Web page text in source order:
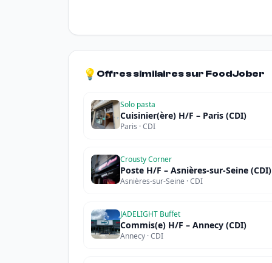
💡 Offres similaires sur FoodJober
Solo pasta
Cuisinier(ère) H/F – Paris (CDI)
Paris · CDI
Crousty Corner
Poste H/F – Asnières-sur-Seine (CDI)
Asnières-sur-Seine · CDI
JADELIGHT Buffet
Commis(e) H/F – Annecy (CDI)
Annecy · CDI